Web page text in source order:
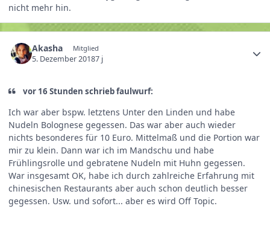
nicht mehr hin.
Akasha Mitglied
5. Dezember 20187 j
vor 16 Stunden schrieb faulwurf:
Ich war aber bspw. letztens Unter den Linden und habe
Nudeln Bolognese gegessen. Das war aber auch wieder
nichts besonderes für 10 Euro. Mittelmaß und die Portion war
mir zu klein. Dann war ich im Mandschu und habe
Frühlingsrolle und gebratene Nudeln mit Huhn gegessen.
War insgesamt OK, habe ich durch zahlreiche Erfahrung mit
chinesischen Restaurants aber auch schon deutlich besser
gegessen. Usw. und sofort... aber es wird Off Topic.